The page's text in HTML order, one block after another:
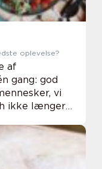
bedste oplevelse?
af
gang: god
vi
ikke længere
hvor